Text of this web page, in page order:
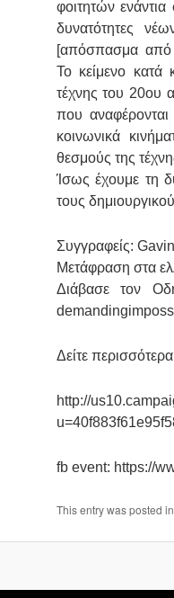
φοιτητών
δυνατότητες
[απόσπασμα από
Το κείμενο κατά
τέχνης του 20ου
που
κοινωνικά
θεσμούς της
Ίσως έχουμε τη
τους
Συγγραφείς:
Μετάφραση στα
Διάβασε τον
Δείτε
http://
fb event: https://
This entry was posted in